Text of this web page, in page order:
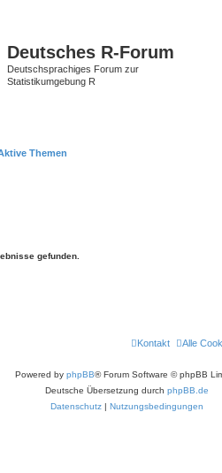
Deutsches R-Forum
Deutschsprachiges Forum zur
Statistikumgebung R
Themen
gefunden.
Alle
Kontakt
Powered by phpBB® Forum Software © phpBB
Deutsche Übersetzung durch phpBB.de
Datenschutz | Nutzungsbedingungen